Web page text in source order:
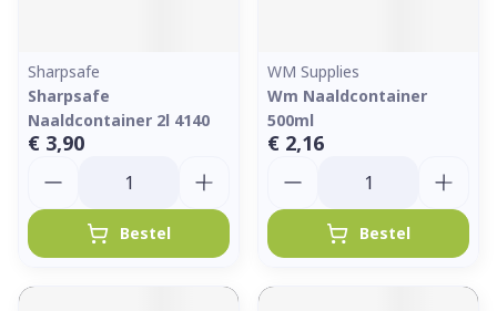
Sharpsafe
Sharpsafe
Naaldcontainer 2l 4140
€ 3,90
Bestel
WM Supplies
Wm Naaldcontainer
500ml
€ 2,16
Bestel